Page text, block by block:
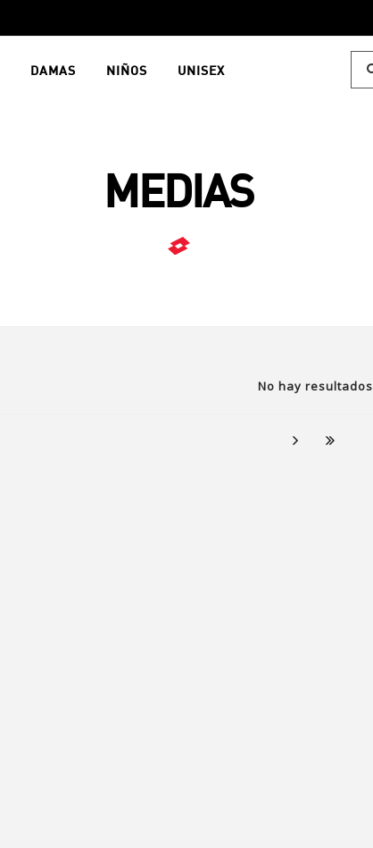
DAMAS NIÑOS UNISEX
MEDIAS
No hay resultados